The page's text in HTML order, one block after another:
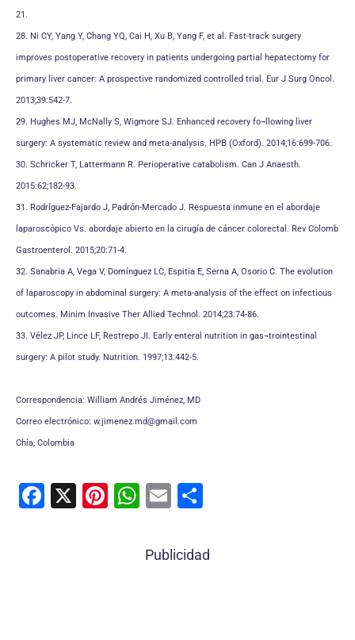
21.
28. Ni CY, Yang Y, Chang YQ, Cai H, Xu B, Yang F, et al. Fast-track surgery
improves postoperative recovery in patients undergoing partial hepatectomy for
primary liver cancer: A prospective randomized controlled trial. Eur J Surg Oncol.
2013;39:542-7.
29. Hughes MJ, McNally S, Wigmore SJ. Enhanced recovery fo¬llowing liver
surgery: A systematic review and meta-analysis. HPB (Oxford). 2014;16:699-706.
30. Schricker T, Lattermann R. Perioperative catabolism. Can J Anaesth.
2015:62;182-93.
31. Rodríguez-Fajardo J, Padrón-Mercado J. Respuesta inmune en el abordaje
laparoscópico Vs. abordaje abierto en la cirugía de cáncer colorectal. Rev Colomb
Gastroenterol. 2015;20:71-4.
32. Sanabria A, Vega V, Domínguez LC, Espitia E, Serna A, Osorio C. The evolution
of laparoscopy in abdominal surgery: A meta-analysis of the effect on infectious
outcomes. Minim Invasive Ther Allied Technol. 2014;23:74-86.
33. Vélez JP, Lince LF, Restrepo JI. Early enteral nutrition in gas¬trointestinal
surgery: A pilot study. Nutrition. 1997;13:442-5.
Correspondencia: William Andrés Jiménez, MD
Correo electrónico: w.jimenez.md@gmail.com
Chía, Colombia
F
X
Pi W
at
E
ai m
Publicidad